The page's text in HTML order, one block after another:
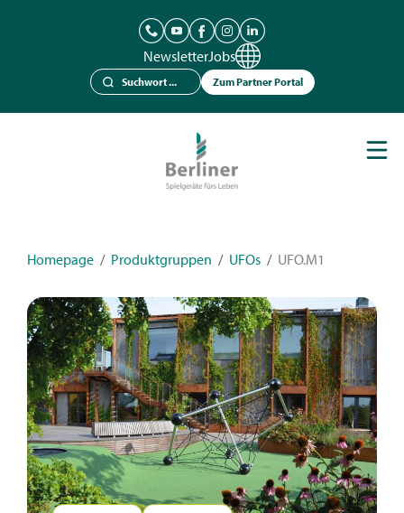
NewsletterJobs
Zum Partner Portal
Kontakt
Homepage / Produktgruppen / UFOs / UFO.M1